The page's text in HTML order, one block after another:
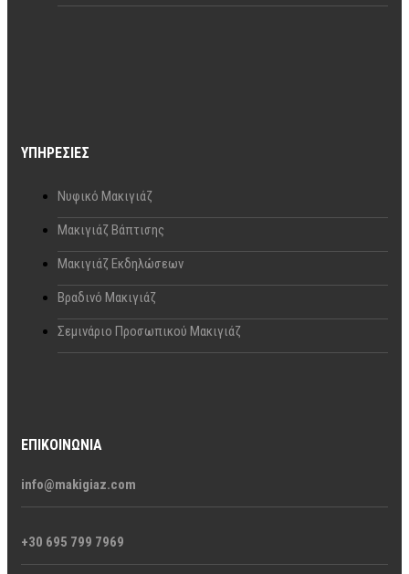
ΥΠΗΡΕΣΊΕΣ
Νυφικό Μακιγιάζ
Μακιγιάζ Βάπτισης
Μακιγιάζ Εκδηλώσεων
Βραδινό Μακιγιάζ
Σεμινάριο Προσωπικού Μακιγιάζ
ΕΠΙΚΟΙΝΩΝΊΑ
info@makigiaz.com
+30 695 799 7969